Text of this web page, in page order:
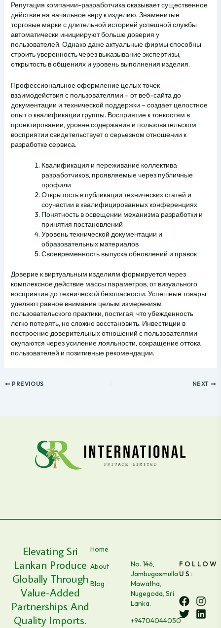
Репутация компании-разработчика оказывает существенное
действие на начальное веру к изделию. Знаменитые
торговые марки с длительной историей успешной службы
автоматически инициируют больше доверия у
пользователей. Однако даже актуальные фирмы способны
строить уверенность через выказывание экспертизы,
открытость в общениях и уровень выполнения изделия.
Профессиональное оформление целых точек
взаимодействия с пользователями – от веб-сайта до
документации и технической поддержки – создает целостное
опыт о квалификации группы. Восприятие к тонкостям в
проектировании, уровне содержания и пользовательском
восприятии свидетельствует о серьезном отношении к
разработке сервиса.
Квалификация и переживание коллектива
разработчиков, проявляемые через публичные
профили
Открытость в публикации технических статей и
соучастии в квалифицированных конференциях
Понятность в освещении механизма разработки и
принятия постановлений
Уровень технической документации и
образовательных материалов
Своевременность выпуска обновлений и правок
Доверие к виртуальным изделиям формируется через
комплексное действие массы параметров, от визуального
восприятия до технической безопасности. Успешные товары
уделяют равное внимание целым измерениям
пользовательского практики, постигая, что убежденность
легко потерять, но сложно восстановить. Инвестиции в
построение доверительных отношений с пользователями
окупаются через усиление лояльности, сокращение оттока
пользователей и позитивные рекомендации.
PREVIOUS NEXT
Elevating Sri
Lankan Produce
Globally Through
Value-Added
Partnerships And
Quality Imports.
Home
About
Blog
No. 146,
Jambugasmulla
Mawatha,
Nugegoda, Sri
Lanka.
+94704044050
FOLLOW
US:
a
c
e
n
s
t
w
i
t
i
n
k